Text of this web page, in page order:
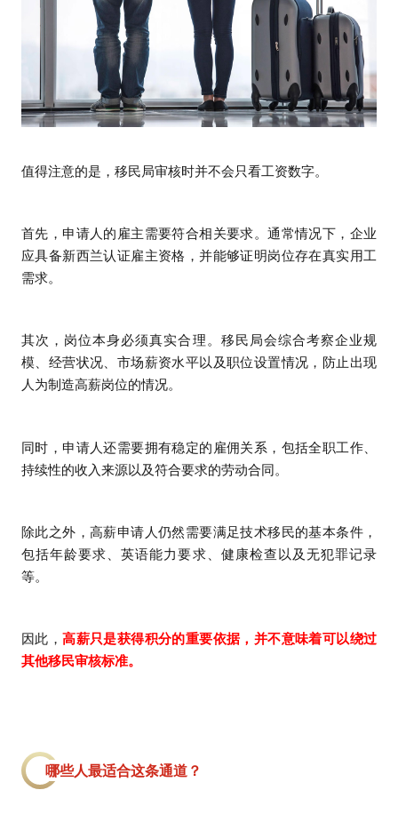
值得注意的是，移民局审核时并不会只看工资数字。
首先，申请人的雇主需要符合相关要求。通常情况下，企业
应具备新西兰认证雇主资格，并能够证明岗位存在真实用工
需求。
其次，岗位本身必须真实合理。移民局会综合考察企业规
模、经营状况、市场薪资水平以及职位设置情况，防止出现
人为制造高薪岗位的情况。
同时，申请人还需要拥有稳定的雇佣关系，包括全职工作、
持续性的收入来源以及符合要求的劳动合同。
除此之外，高薪申请人仍然需要满足技术移民的基本条件，
包括年龄要求、英语能力要求、健康检查以及无犯罪记录
等。
因此，高薪只是获得积分的重要依据，并不意味着可以绕过
其他移民审核标准。
哪些人最适合这条通道？